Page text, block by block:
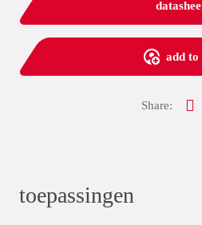
add to
Share:
toepassingen